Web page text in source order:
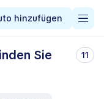
hinzufügen
Sie
11